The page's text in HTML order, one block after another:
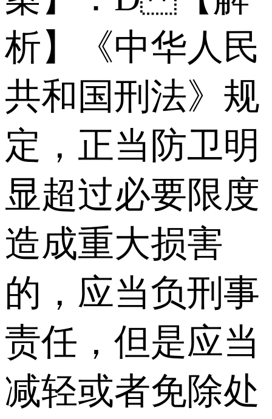
析】《中华人民
共和国刑法》规
定，正当防卫明
显超过必要限度
造成重大损害
的，应当负刑事
责任，但是应当
减轻或者免除处